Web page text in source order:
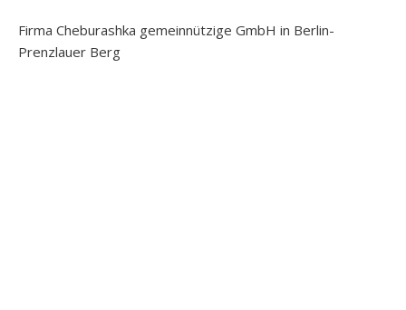
Firma Cheburashka gemeinnützige GmbH in Berlin-
Prenzlauer Berg